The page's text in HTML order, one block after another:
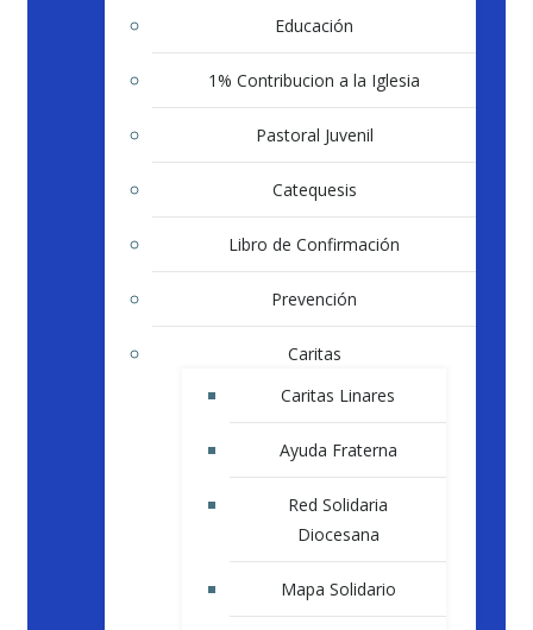
Educación
1% Contribucion a la Iglesia
Pastoral Juvenil
Catequesis
Libro de Confirmación
Prevención
Caritas
Caritas Linares
Ayuda Fraterna
Red Solidaria
Diocesana
Mapa Solidario